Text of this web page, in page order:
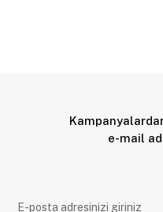
e-mail